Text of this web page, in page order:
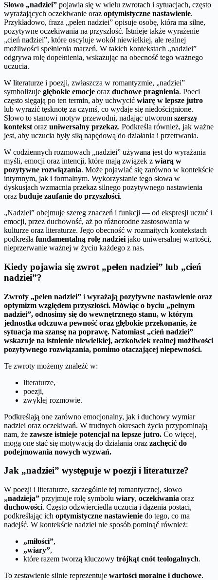
Słowo „nadziei” pojawia się w wielu zwrotach i sytuacjach, często
wyrażających oczekiwanie oraz optymistyczne nastawienie.
Przykładowo, fraza „pełen nadziei” opisuje osobę, która ma silne,
pozytywne oczekiwania na przyszłość. Istnieje także wyrażenie
„cień nadziei”, które oscyluje wokół niewielkiej, ale realnej
możliwości spełnienia marzeń. W takich kontekstach „nadziei”
odgrywa rolę dopełnienia, wskazując na obecność tego ważnego
uczucia.
W literaturze i poezji, zwłaszcza w romantyzmie, „nadziei”
symbolizuje głębokie emocje oraz duchowe pragnienia. Poeci
często sięgają po ten termin, aby uchwycić wiarę w lepsze jutro
lub wyrazić tęsknotę za czymś, co wydaje się niedoścignione.
Słowo to stanowi motyw przewodni, nadając utworom szerszy
kontekst oraz uniwersalny przekaz. Podkreśla również, jak ważne
jest, aby uczucia były siłą napędową do działania i przetrwania.
W codziennych rozmowach „nadziei” używana jest do wyrażania
myśli, emocji oraz intencji, które mają związek z wiarą w
pozytywne rozwiązania. Może pojawiać się zarówno w kontekście
intymnym, jak i formalnym. Wykorzystanie tego słowa w
dyskusjach wzmacnia przekaz silnego pozytywnego nastawienia
oraz buduje zaufanie do przyszłości.
„Nadziei” obejmuje szereg znaczeń i funkcji — od ekspresji uczuć i
emocji, przez duchowość, aż po różnorodne zastosowania w
kulturze oraz literaturze. Jego obecność w rozmaitych kontekstach
podkreśla fundamentalną rolę nadziei jako uniwersalnej wartości,
nieprzerwanie ważnej w życiu każdego z nas.
Kiedy pojawia się zwrot „pełen nadziei” lub „cień
nadziei”?
Zwroty „pełen nadziei” i wyrażają pozytywne nastawienie oraz
optymizm względem przyszłości. Mówiąc o byciu „pełnym
nadziei”, odnosimy się do wewnętrznego stanu, w którym
jednostka odczuwa pewność oraz głębokie przekonanie, że
sytuacja ma szansę na poprawę. Natomiast „cień nadziei”
wskazuje na istnienie niewielkiej, aczkolwiek realnej możliwości
pozytywnego rozwiązania, pomimo otaczającej niepewności.
Te zwroty możemy znaleźć w:
literaturze,
poezji,
zwykłej rozmowie.
Podkreślają one zarówno emocjonalny, jak i duchowy wymiar
nadziei oraz oczekiwań. W trudnych okresach życia przypominają
nam, że zawsze istnieje potencjał na lepsze jutro. Co więcej,
mogą one stać się motywacją do działania oraz zachęcić do
podejmowania nowych wyzwań.
Jak „nadziei” występuje w poezji i literaturze?
W poezji i literaturze, szczególnie tej romantycznej, słowo
„nadzieja” przyjmuje rolę symbolu wiary, oczekiwania oraz
duchowości. Często odzwierciedla uczucia i dążenia postaci,
podkreślając ich optymistyczne nastawienie do tego, co ma
nadejść. W kontekście nadziei nie sposób pominąć również:
„miłości”,
„wiary”,
które razem tworzą kluczowy trójkąt cnót teologalnych.
To zestawienie silnie reprezentuje wartości moralne i duchowe.